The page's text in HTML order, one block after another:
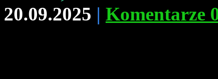
20.09.2025 | Komentarze